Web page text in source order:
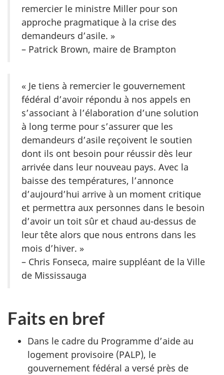
remercier le ministre Miller pour son
approche pragmatique à la crise des
demandeurs d’asile. »
– Patrick Brown, maire de Brampton
« Je tiens à remercier le gouvernement
fédéral d’avoir répondu à nos appels en
s’associant à l’élaboration d’une solution
à long terme pour s’assurer que les
demandeurs d’asile reçoivent le soutien
dont ils ont besoin pour réussir dès leur
arrivée dans leur nouveau pays. Avec la
baisse des températures, l’annonce
d’aujourd’hui arrive à un moment critique
et permettra aux personnes dans le besoin
d’avoir un toit sûr et chaud au-dessus de
leur tête alors que nous entrons dans les
mois d’hiver. »
– Chris Fonseca, maire suppléant de la Ville
de Mississauga
Faits en bref
Dans le cadre du Programme d’aide au
logement provisoire (PALP), le
gouvernement fédéral a versé près de